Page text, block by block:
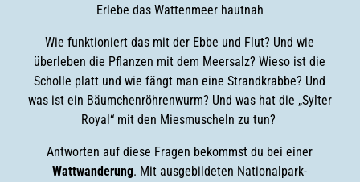
Erlebe das Wattenmeer hautnah
Wie funktioniert das mit der Ebbe und Flut? Und wie
überleben die Pflanzen mit dem Meersalz? Wieso ist die
Scholle platt und wie fängt man eine Strandkrabbe? Und
was ist ein Bäumchenröhrenwurm? Und was hat die „Sylter
Royal“ mit den Miesmuscheln zu tun?
Antworten auf diese Fragen bekommst du bei einer
Wattwanderung. Mit ausgebildeten Nationalpark-